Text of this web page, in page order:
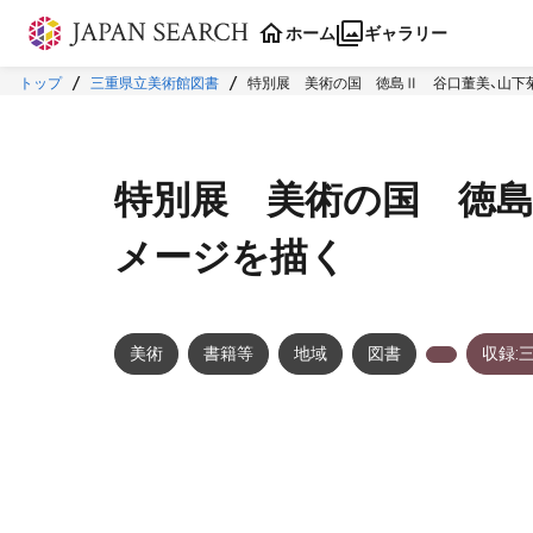
本文に飛ぶ
ホーム ギャラリー
トップ 三重県立美術館図書 特別展 美術の国 徳島Ⅱ 谷口董美、山下
特別展 美術の国 徳
メージを描く
美術 書籍等 地域 図書 収録: